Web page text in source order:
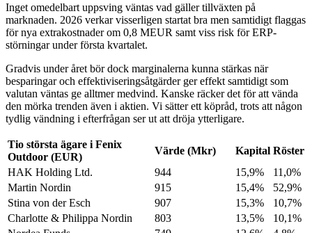
Inget omedelbart uppsving väntas vad gäller tillväxten på
marknaden. 2026 verkar visserligen startat bra men samtidigt flaggas
för nya extrakostnader om 0,8 MEUR samt viss risk för ERP-
störningar under första kvartalet.
Gradvis under året bör dock marginalerna kunna stärkas när
besparingar och effektiviseringsåtgärder ger effekt samtidigt som
valutan väntas ge alltmer medvind. Kanske räcker det för att vända
den mörka trenden även i aktien. Vi sätter ett köpråd, trots att någon
tydlig vändning i efterfrågan ser ut att dröja ytterligare.
Tio största ägare i Fenix
Outdoor (EUR)
Värde (Mkr) Kapital Röster
HAK Holding Ltd.
944 15,9%
11,0%
Martin Nordin
915 15,4%
52,9%
Stina von der Esch
907 15,3%
10,7%
Charlotte & Philippa Nordin
803 13,5%
10,1%